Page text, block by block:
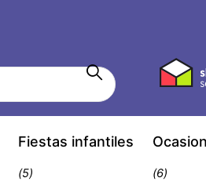
Fiestas infantiles
(5) (6)